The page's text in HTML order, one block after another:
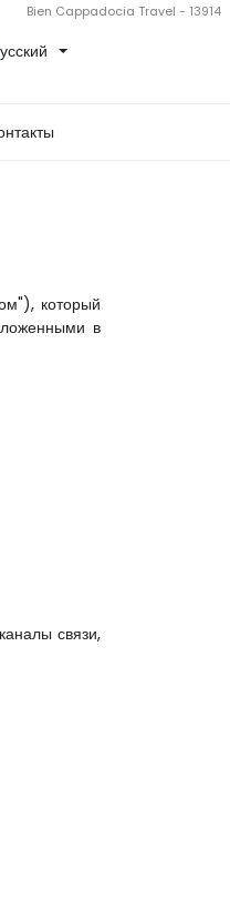
Bien Cappadocia Travel - 13914
который
в
связи,